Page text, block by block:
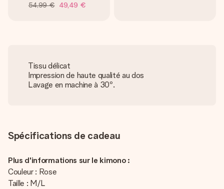
54,99 € 49,49 €
Tissu délicat
Impression de haute qualité au dos
Lavage en machine à 30º.
Spécifications de cadeau
Plus d'informations sur le kimono :
Couleur : Rose
Taille : M/L